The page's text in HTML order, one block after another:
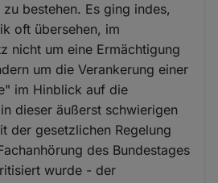
bestehen. Es ging indes,
oft übersehen, im
nicht um eine Ermächtigung
um die Verankerung einer
im Hinblick auf die
dieser äußerst schwierigen
der gesetzlichen Regelung
des Bundestages
wurde - der